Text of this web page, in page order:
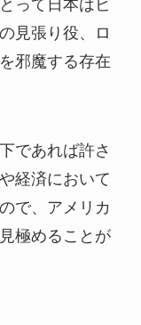
って日本はビ
見張り役、ロ
邪魔する存在
であれば許さ
経済において
で、アメリカ
極めることが